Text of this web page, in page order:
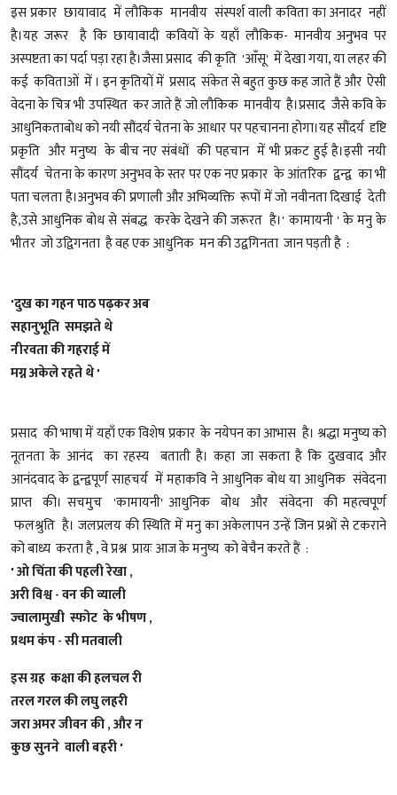
इस प्रकार छायावाद में लौकिक मानवीय संस्पर्श वाली कविता का अनादर नहीं
है।यह जरूर है कि छायावादी कवियों के यहाँ लौकिक- मानवीय अनुभव पर
अस्पष्टता का पर्दा पड़ा रहा है।जैसा प्रसाद की कृति 'आँसू' में देखा गया, या लहर की
कई कविताओं में । इन कृतियों में प्रसाद संकेत से बहुत कुछ कह जाते हैं और ऐसी
वेदना के चित्र भी उपस्थित कर जाते हैं जो लौकिक मानवीय है।प्रसाद जैसे कवि के
आधुनिकताबोध को नयी सौंदर्य चेतना के आधार पर पहचानना होगा।यह सौंदर्य दृष्टि
प्रकृति और मनुष्य के बीच नए संबंधों की पहचान में भी प्रकट हुई है।इसी नयी
सौंदर्य चेतना के कारण अनुभव के स्तर पर एक नए प्रकार के आंतरिक द्वन्द्व का भी
पता चलता है।अनुभव की प्रणाली और अभिव्यक्ति रूपों में जो नवीनता दिखाई देती
है,उसे आधुनिक बोध से संबद्ध करके देखने की जरूरत है।' कामायनी ' के मनु के
भीतर जो उद्विगनता है वह एक आधुनिक मन की उद्वगिनता जान पड़ती है :
'दुख का गहन पाठ पढ़कर अब
सहानुभूति समझते थे
नीरवता की गहराई में
मग्न अकेले रहते थे '
प्रसाद की भाषा में यहाँ एक विशेष प्रकार के नयेपन का आभास है। श्रद्धा मनुष्य को
नूतनता के आनंद का रहस्य बताती है। कहा जा सकता है कि दुखवाद और
आनंदवाद के द्वन्द्वपूर्ण साहचर्य में महाकवि ने आधुनिक बोध या आधुनिक संवेदना
प्राप्त की। सचमुच 'कामायनी' आधुनिक बोध और संवेदना की महत्वपूर्ण
फलश्रुति है। जलप्रलय की स्थिति में मनु का अकेलापन उन्हें जिन प्रश्नों से टकराने
को बाध्य करता है , वे प्रश्न प्रायः आज के मनुष्य को बेचैन करते हैं :
' ओ चिंता की पहली रेखा ,
अरी विश्व - वन की व्याली
ज्वालामुखी स्फोट के भीषण ,
प्रथम कंप - सी मतवाली
इस ग्रह कक्षा की हलचल री
तरल गरल की लघु लहरी
जरा अमर जीवन की , और न
कुछ सुनने वाली बहरी '